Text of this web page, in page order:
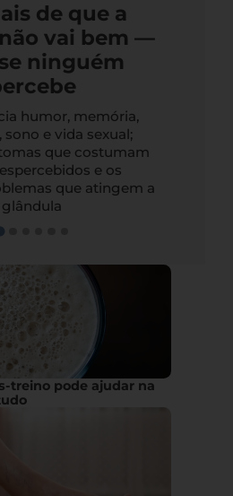
de que a
vai bem —
ninguém
humor, memória,
sono e vida sexual;
que costumam
e os
que atingem a
glândula
treino pode ajudar na